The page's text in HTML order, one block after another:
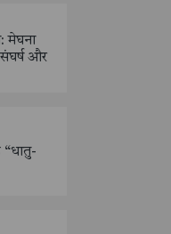
मेघना
और
“धातु-